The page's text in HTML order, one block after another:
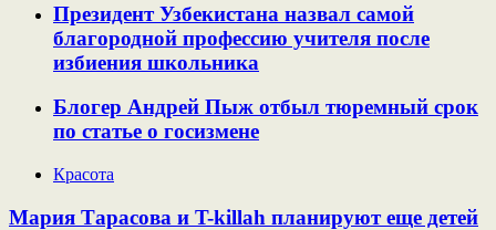
Президент Узбекистана назвал самой
благородной профессию учителя после
избиения школьника
Блогер Андрей Пыж отбыл тюремный срок
по статье о госизмене
Красота
Мария Тарасова и T-killah планируют еще детей